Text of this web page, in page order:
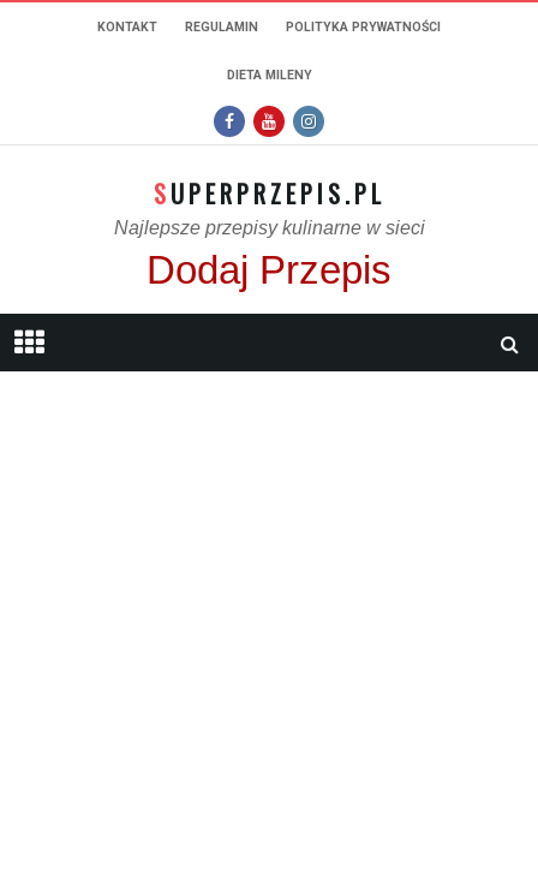
KONTAKT REGULAMIN POLITYKA PRYWATNOŚCI
DIETA MILENY
SUPERPRZEPIS.PL
Najlepsze przepisy kulinarne w sieci
Dodaj Przepis